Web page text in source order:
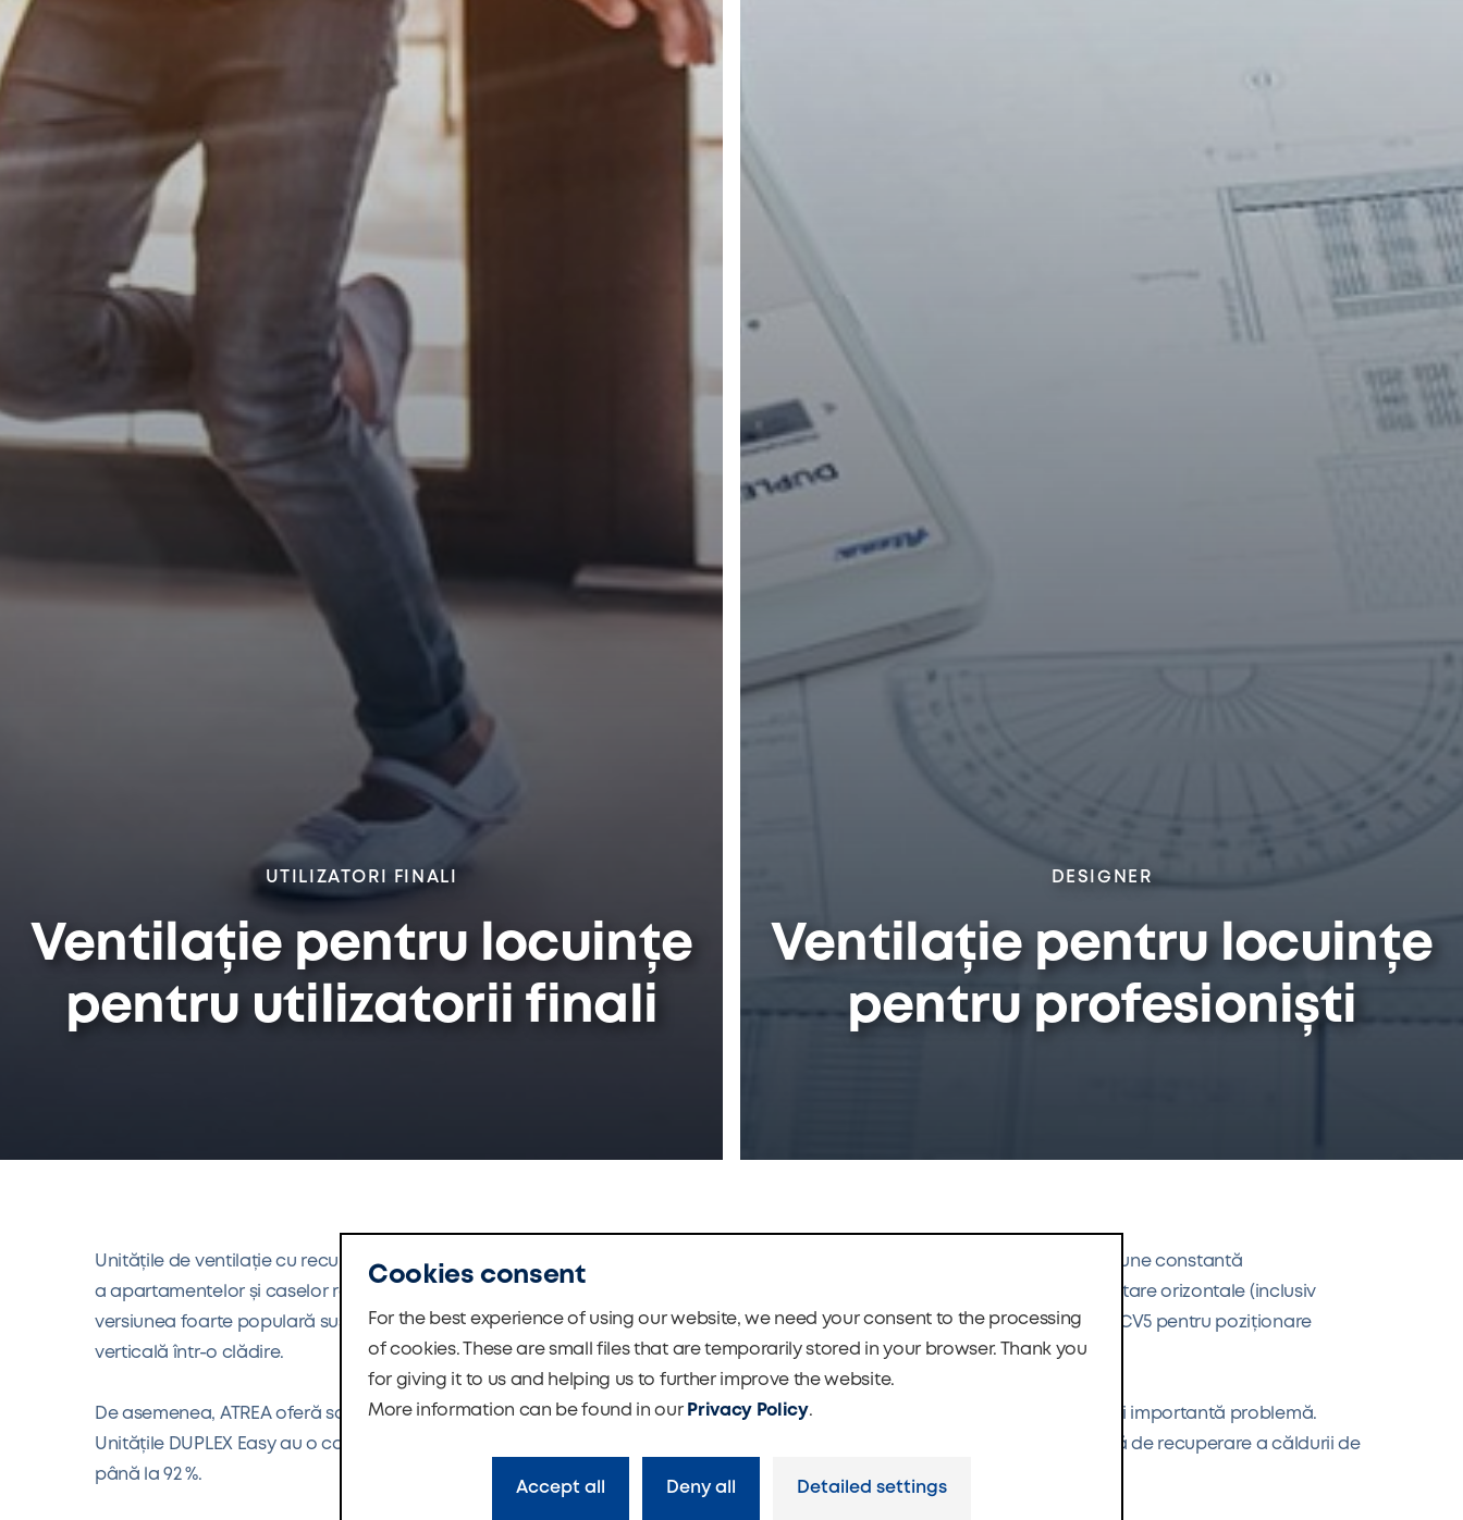
UTILIZATORI FINALI
Ventilație pentru locuințe
pentru utilizatorii finali
DESIGNER
Ventilație pentru locuințe
pentru profesioniști
Unitățile de ventilație cu recuperarea căldurii pentru aplicații rezidențiale sunt utilizate pentru ventilație de confort cu presiune constantă
a apartamentelor și caselor rezidențiale. Oferim o gamă coerentă de unități de ventilație DUPLEX EC5 pentru poziții de montare orizontale (inclusiv
versiunea foarte populară suspendată de plafon cu o dimensiune în adâncime de 290 mm) și unități de ventilație DUPLEX ECV5 pentru poziționare
verticală într-o clădire.
De asemenea, ATREA oferă soluții mai avantajoase pentru angrosiști sau pentru proiecte mai mari unde prețul este cea mai importantă problemă.
Unitățile DUPLEX Easy au o carcasă din EPP, dar sunt echipate cu componente de cea mai înaltă calitate și ating o eficiență de recuperare a căldurii de
până la 92 %.
Cookies consent
For the best experience of using our website, we need your consent to the processing
of cookies. These are small files that are temporarily stored in your browser. Thank you
for giving it to us and helping us to further improve the website.
More information can be found in our Privacy Policy.
Accept all Deny all Detailed settings